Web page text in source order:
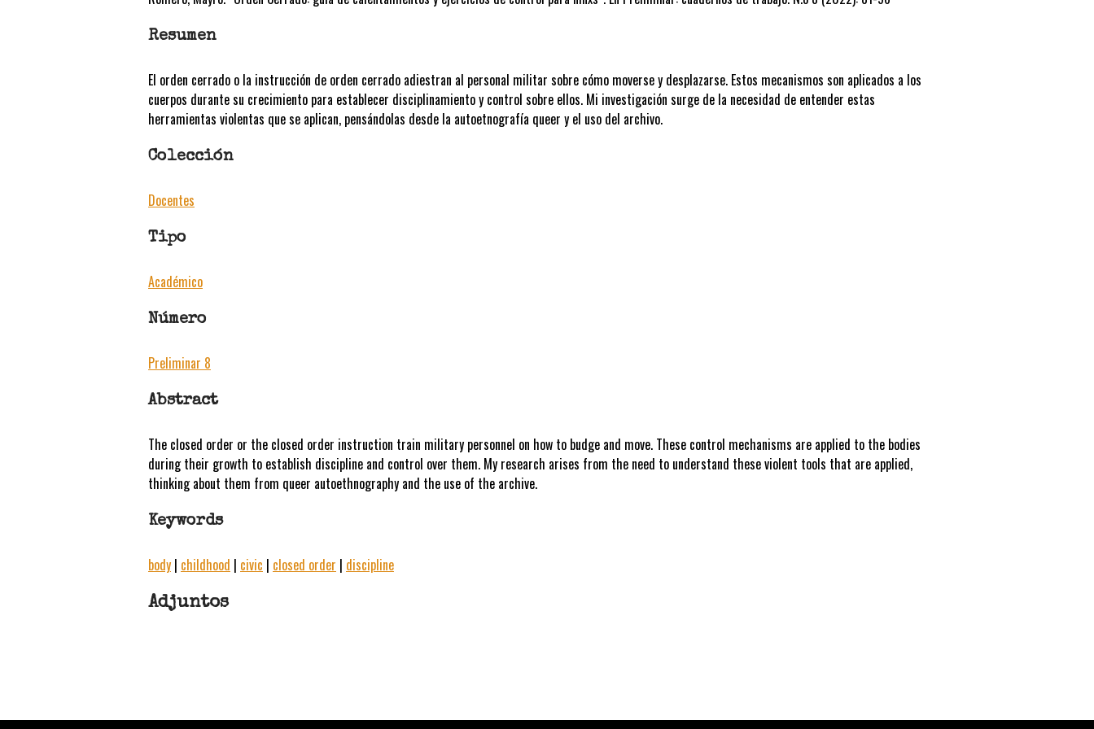
Resumen
El orden cerrado o la instrucción de orden cerrado adiestran al personal militar sobre cómo moverse y desplazarse. Estos mecanismos son aplicados a los
cuerpos durante su crecimiento para establecer disciplinamiento y control sobre ellos. Mi investigación surge de la necesidad de entender estas
herramientas violentas que se aplican, pensándolas desde la autoetnografía queer y el uso del archivo.
Colección
Docentes
Tipo
Académico
Número
Preliminar 8
Abstract
The closed order or the closed order instruction train military personnel on how to budge and move. These control mechanisms are applied to the bodies
during their growth to establish discipline and control over them. My research arises from the need to understand these violent tools that are applied,
thinking about them from queer autoethnography and the use of the archive.
Keywords
body | childhood | civic | closed order | discipline
Adjuntos